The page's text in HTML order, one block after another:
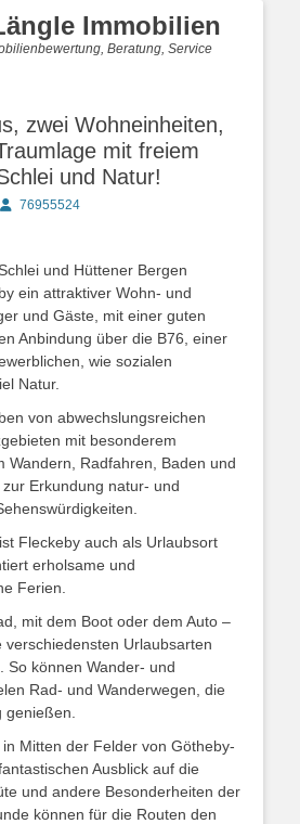
Immobilien
Beratung, Service
zwei Wohneinheiten,
mit freiem
und Natur!
Autor76955524
und Hüttener Bergen
ein attraktiver Wohn- und
und Gäste, mit einer guten
Anbindung über die B76, einer
wie sozialen
Natur.
von abwechslungsreichen
mit besonderem
Wandern, Radfahren, Baden und
Erkundung natur- und
Fleckeby auch als Urlaubsort
erholsame und
Ferien.
mit dem Boot oder dem Auto –
verschiedensten Urlaubsarten
So können Wander- und
Rad- und Wanderwegen, die
Mitten der Felder von Götheby-
Ausblick auf die
und andere Besonderheiten der
können für die Routen den